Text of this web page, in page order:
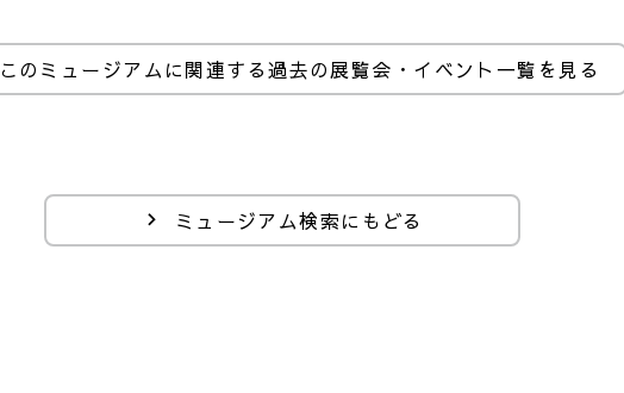
このミュージアムに関連する過去の展覧会・イベント一覧を見る
ミュージアム検索にもどる